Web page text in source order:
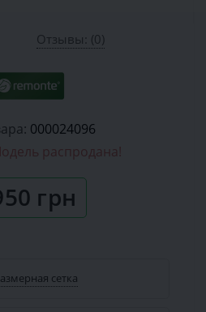
Отзывы: (0)
000024096
распродана!
грн
сетка